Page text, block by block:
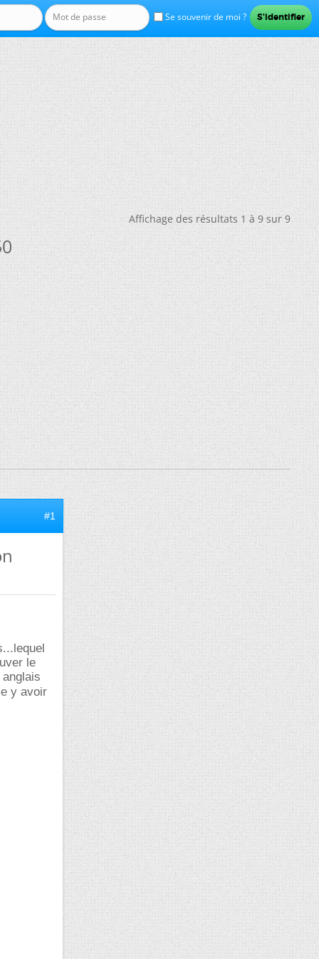
Se souvenir de moi ?
Affichage des résultats 1 à 9 sur 9
#1
le
y avoir